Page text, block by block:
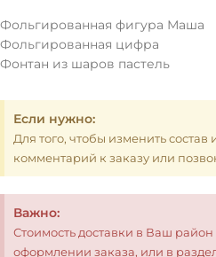
Фольгированная фигура Маша
Фольгированная цифра
Фонтан из шаров пастель
Если нужно:
Для того, чтобы изменить состав
комментарий к заказу или
Важно:
Стоимость доставки в Ваш
оформлении заказа, или в